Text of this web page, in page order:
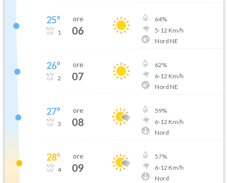
25°
1
ore
06
64%
5-12 Km/h
Nord NE
26°
2
ore
07
62%
6-12 Km/h
Nord NE
27°
3
ore
08
59%
6-12 Km/h
Nord
28°
4
ore
09
57%
6-12 Km/h
Nord